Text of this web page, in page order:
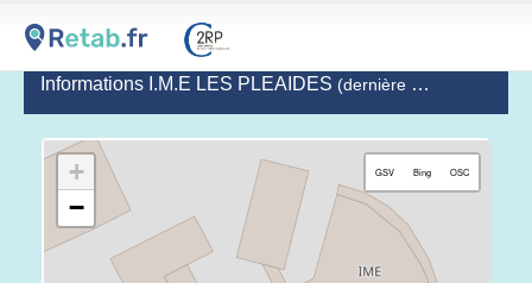
Informations I.M.E LES PLEAIDES (dernière mise à jour le 2020-10-14)
+
−
GSV Bing OSC